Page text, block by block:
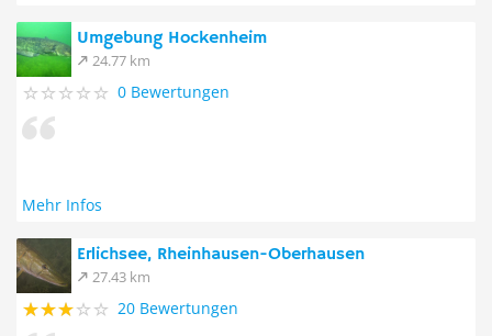
Umgebung Hockenheim
24.77 km
0 Bewertungen
Mehr Infos
Erlichsee, Rheinhausen-Oberhausen
27.43 km
20 Bewertungen